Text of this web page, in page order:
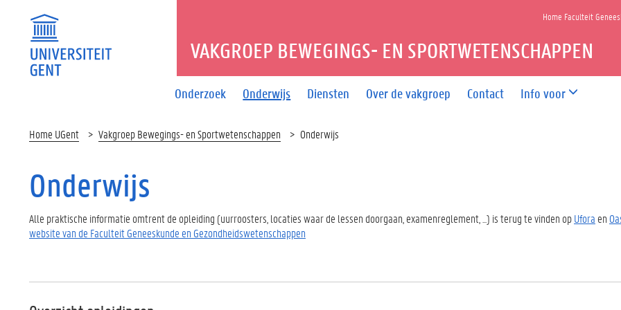
Home Faculteit
Onderzoek Onderwijs Diensten Over de vakgroep Contact Info voor
VAKGROEP BEWEGINGS- EN SPORTWETENSCHAPPEN
Home UGent Vakgroep Bewegings- en Sportwetenschappen Onderwijs
Onderwijs
Alle praktische informatie omtrent de opleiding (uurroosters, locaties waar de lessen doorgaan, examenreglement, ...) is terug te vinden opUfora en
website van de Faculteit Geneeskunde en Gezondheidswetenschappen